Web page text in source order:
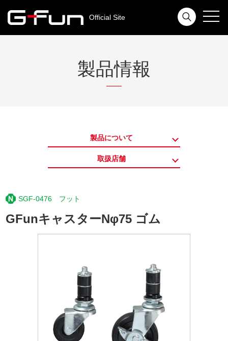
toggle
Official Site
製品情報
製品について
取扱店舗
SGF-0476 フット
GFunキャスターNφ75 ゴム